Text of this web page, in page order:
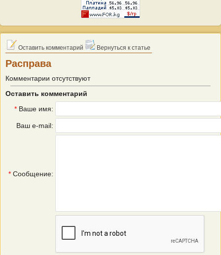
Оставить комментарий Вернуться к статье
Расправа
Комментарии отсутствуют
Оставить комментарий
* Ваше имя:
Ваш e-mail:
* Сообщение: